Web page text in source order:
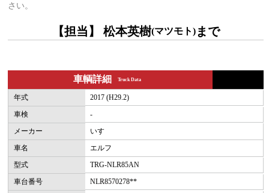
さい。
【担当】 松本英樹(マツモト)まで
車輌詳細 Truck Data
年式
2017 (H29.2)
車検
-
メーカー
いすゞ
車名
エルフ
型式
TRG-NLR85AN
車台番号
NLR8570278**